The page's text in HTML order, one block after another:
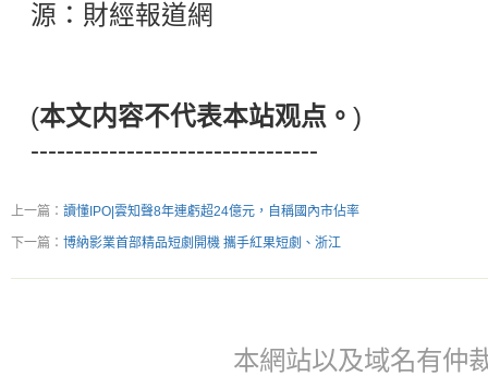
源：財經報道網
(本文内容不代表本站观点。 )
---------------------------------
上一篇： 讀懂IPO|雲知聲8年連虧超24億元，自稱國內市佔率
下一篇： 博納影業首部精品短劇開機 攜手紅果短劇、浙江
本網站以及域名有仲